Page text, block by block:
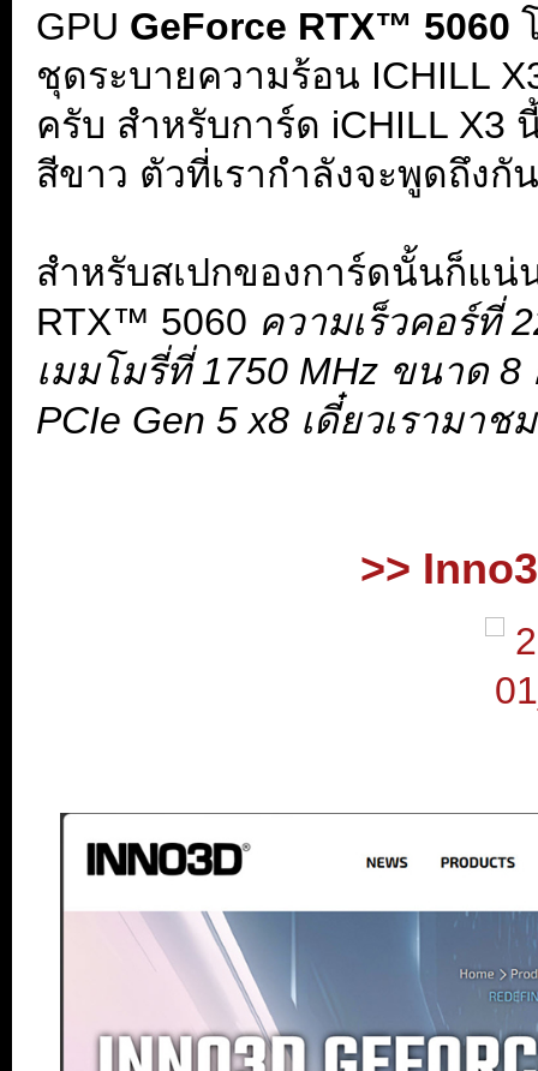
GPU GeForce RTX™ 5060
ชุดระบายความร้อน ICHILL
ครับ สำหรับการ์ด iCHILL X3
สีขาว ตัวที่เรากำลังจะพูดถึงกั
สำหรับสเปกของการ์ดนั้นก็แ
RTX™ 5060 ความเร็วคอร์ที่
เมมโมรี่ที่ 1750 MHz ขนาด
PCIe Gen 5 x8 เดี๋ยวเรามา
>>